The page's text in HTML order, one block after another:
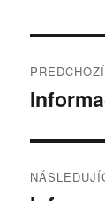
pro
PŘEDCHOZÍ
Předchozí